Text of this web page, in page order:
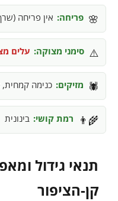
🌸 פריחה: אין פריחה
⚠️ סימני מצוקה: עלים
🕷️ מזיקים: כנימה קמחית,
👨‍🌾 רמת קושי: בינונית
תנאי גידול
קן-הציפור